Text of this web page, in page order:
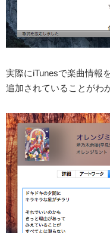
実際にiTunesで楽曲情報
追加されていることがわ